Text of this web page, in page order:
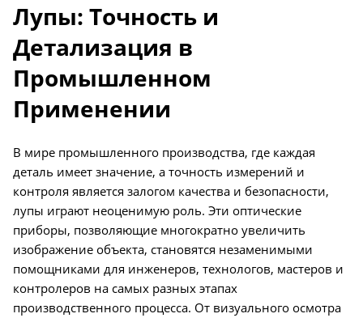
Лупы: Точность и
Детализация в
Промышленном
Применении
В мире промышленного производства, где каждая
деталь имеет значение, а точность измерений и
контроля является залогом качества и безопасности,
лупы играют неоценимую роль. Эти оптические
приборы, позволяющие многократно увеличить
изображение объекта, становятся незаменимыми
помощниками для инженеров, технологов, мастеров и
контролеров на самых разных этапах
производственного процесса. От визуального осмотра